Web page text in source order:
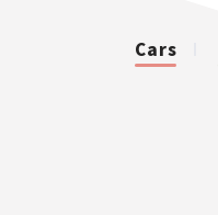
Cars